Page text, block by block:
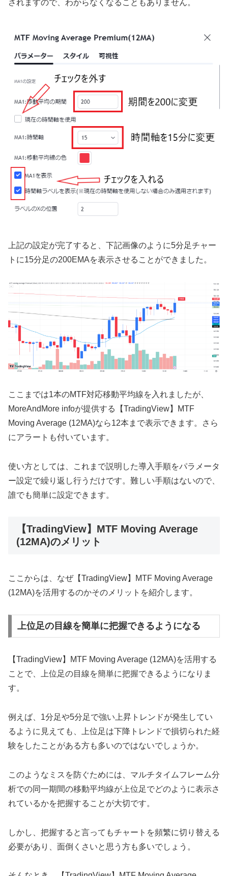
されますので、わからなくなることもありません。
上記の設定が完了すると、下記画像のように5分足チャー
トに15分足の200EMAを表示させることができました。
ここまでは1本のMTF対応移動平均線を入れましたが、
MoreAndMore infoが提供する【TradingView】
MTF
Moving Average (12MA)なら12本まで表示できます。さら
にアラートも付いています。
使い方としては、これまで説明した導入手順をパラメータ
ー設定で繰り返し行うだけです。難しい手順はないので、
誰でも簡単に設定できます。
【TradingView】MTF Moving Average
(12MA)のメリット
ここからは、なぜ【TradingView】
MTF Moving Average
(12MA)を活用するのかそのメリットを紹介します。
上位足の目線を簡単に把握できるようになる
【TradingView】
MTF Moving Average (12MA)を活用する
ことで、上位足の目線を簡単に把握できるようになりま
す。
例えば、1分足や5分足で強い上昇トレンドが発生してい
るように見えても、上位足は下降トレンドで損切られた経
験をしたことがある方も多いのではないでしょうか。
このようなミスを防ぐためには、マルチタイムフレーム分
析での同一期間の移動平均線が上位足でどのように表示さ
れているかを把握することが大切です。
しかし、把握すると言ってもチャートを頻繁に切り替える
必要があり、面倒くさいと思う方も多いでしょう。